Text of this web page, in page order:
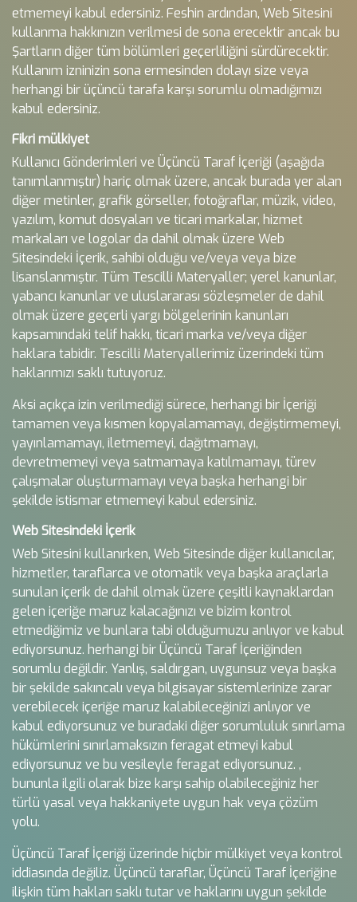
etmemeyi kabul edersiniz. Feshin ardından, Web Sitesini
kullanma hakkınızın verilmesi de sona erecektir ancak bu
Şartların diğer tüm bölümleri geçerliliğini sürdürecektir.
Kullanım izninizin sona ermesinden dolayı size veya
herhangi bir üçüncü tarafa karşı sorumlu olmadığımızı
kabul edersiniz.
Fikri mülkiyet
Kullanıcı Gönderimleri ve Üçüncü Taraf İçeriği (aşağıda
tanımlanmıştır) hariç olmak üzere, ancak burada yer alan
diğer metinler, grafik görseller, fotoğraflar, müzik, video,
yazılım, komut dosyaları ve ticari markalar, hizmet
markaları ve logolar da dahil olmak üzere Web
Sitesindeki İçerik, sahibi olduğu ve/veya veya bize
lisanslanmıştır. Tüm Tescilli Materyaller; yerel kanunlar,
yabancı kanunlar ve uluslararası sözleşmeler de dahil
olmak üzere geçerli yargı bölgelerinin kanunları
kapsamındaki telif hakkı, ticari marka ve/veya diğer
haklara tabidir. Tescilli Materyallerimiz üzerindeki tüm
haklarımızı saklı tutuyoruz.
Aksi açıkça izin verilmediği sürece, herhangi bir İçeriği
tamamen veya kısmen kopyalamamayı, değiştirmemeyi,
yayınlamamayı, iletmemeyi, dağıtmamayı,
devretmemeyi veya satmamaya katılmamayı, türev
çalışmalar oluşturmamayı veya başka herhangi bir
şekilde istismar etmemeyi kabul edersiniz.
Web Sitesindeki İçerik
Web Sitesini kullanırken, Web Sitesinde diğer kullanıcılar,
hizmetler, taraflarca ve otomatik veya başka araçlarla
sunulan içerik de dahil olmak üzere çeşitli kaynaklardan
gelen içeriğe maruz kalacağınızı ve bizim kontrol
etmediğimiz ve bunlara tabi olduğumuzu anlıyor ve kabul
ediyorsunuz. herhangi bir Üçüncü Taraf İçeriğinden
sorumlu değildir. Yanlış, saldırgan, uygunsuz veya başka
bir şekilde sakıncalı veya bilgisayar sistemlerinize zarar
verebilecek içeriğe maruz kalabileceğinizi anlıyor ve
kabul ediyorsunuz ve buradaki diğer sorumluluk sınırlama
hükümlerini sınırlamaksızın feragat etmeyi kabul
ediyorsunuz ve bu vesileyle feragat ediyorsunuz. ,
bununla ilgili olarak bize karşı sahip olabileceğiniz her
türlü yasal veya hakkaniyete uygun hak veya çözüm
yolu.
Üçüncü Taraf İçeriği üzerinde hiçbir mülkiyet veya kontrol
iddiasında değiliz. Üçüncü taraflar, Üçüncü Taraf İçeriğine
ilişkin tüm hakları saklı tutar ve haklarını uygun şekilde